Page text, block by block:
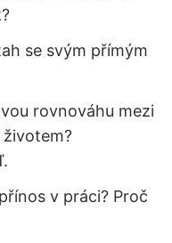
se svým přímým
rovnováhu mezi
v práci? Proč